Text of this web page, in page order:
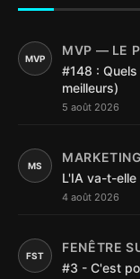
MVP
MVP — LE
#148 : Quels
meilleurs)
5 août 2026
MS
L'IA va-t-elle
4 août 2026
FST
FENÊTRE
#3 - C'est